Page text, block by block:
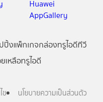
ปิ้งแพ็กเกจกล่องทรูไอดีทีวี
เหลือทรูไอดี
ข นโยบายความเป็นส่วนตัว